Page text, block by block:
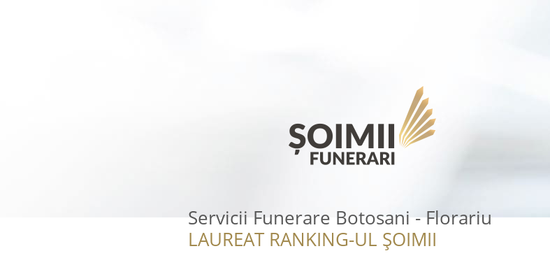
Servicii Funerare Botosani - Florariu
LAUREAT RANKING-UL ȘOIMII